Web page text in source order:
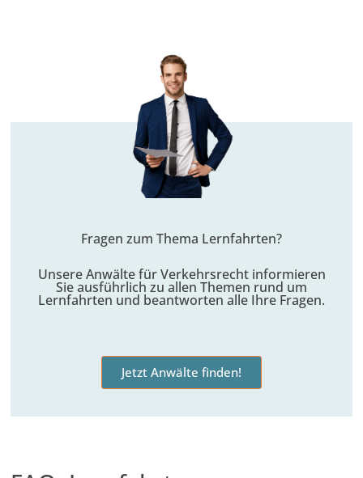
Fragen zum Thema Lernfahrten?
UnsereAnwälte für Verkehrsrechtinformieren
Sie ausführlich zu allen Themen rund um
Lernfahrten und beantworten alle Ihre Fragen.
Jetzt Anwälte finden!